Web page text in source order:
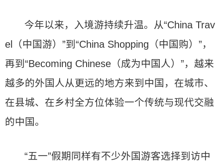
今年以来，入境游持续升温。从“China Trav
el（中国游）”到“China Shopping（中国购）”，
再到“Becoming Chinese（成为中国人）”，越来
越多的外国人从更远的地方来到中国，在城市、
在县城、在乡村全方位体验一个传统与现代交融
的中国。
“五一”假期同样有不少外国游客选择到访中